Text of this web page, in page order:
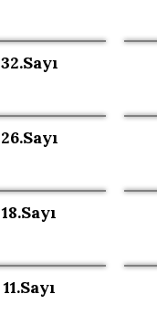
32.Sayı
26.Sayı
18.Sayı
11.Sayı